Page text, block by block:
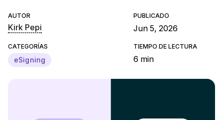
AUTOR
Kirk Pepi
PUBLICADO
Jun 5, 2026
CATEGORÍAS
eSigning
TIEMPO DE LECTURA
6 min